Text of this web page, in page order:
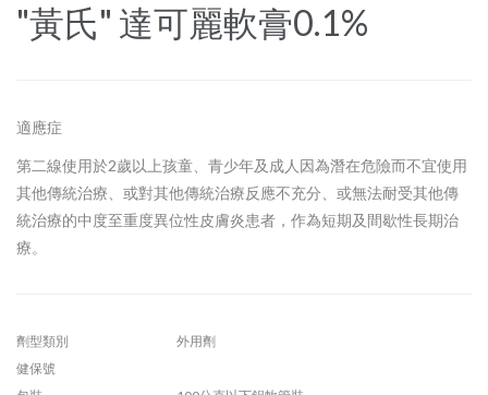
"黃氏" 達可麗軟膏0.1%
適應症
第二線使用於2歲以上孩童、青少年及成人因為潛在危險而不宜使用
其他傳統治療、或對其他傳統治療反應不充分、或無法耐受其他傳
統治療的中度至重度異位性皮膚炎患者，作為短期及間歇性長期治
療。
劑型類別
外用劑
健保號